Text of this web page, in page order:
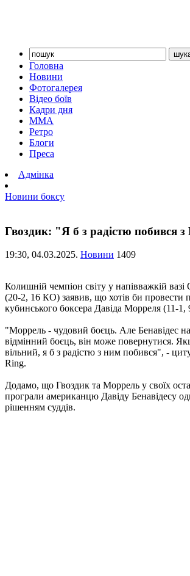
Головна
Новини
Фотогалерея
Відео боїв
Кадри дня
ММА
Ретро
Блоги
Преса
Адмінка
Новини боксу
Гвоздик: "Я б з радістю побився
19:30, 04.03.2025. Новини 1409
Колишній чемпіон світу у напівважкій
(20-2, 16 КО) заявив, що хотів би провести
кубинського боксера Давіда Морреля (11-
"Моррель - чудовий боєць. Але Бенавідес
відмінний боєць, він може повернутися.
вільний, я б з радістю з ним побився", -
Ring.
Додамо, що Гвоздик та Моррель у своїх
програли американцю Давіду Бенавідесу
рішенням суддів.